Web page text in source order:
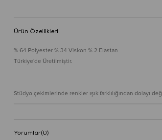
Ürün Özellikleri
% 64 Polyester % 34 Viskon % 2 Elastan
Türkiye'de Üretilmiştir.
Stüdyo çekimlerinde renkler ışık farklılığından dolayı
Yorumlar(0)